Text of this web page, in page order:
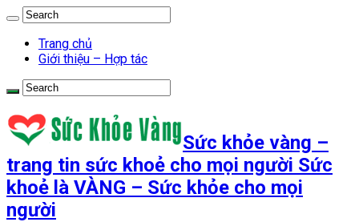
Trang chủ
Giới thiệu – Hợp tác
Sức khỏe vàng –
trang tin sức khoẻ cho mọi người Sức
khoẻ là VÀNG – Sức khỏe cho mọi
người